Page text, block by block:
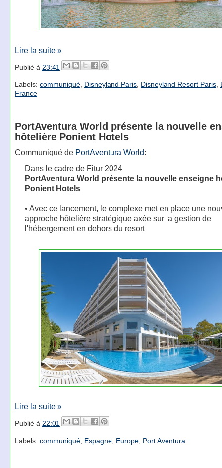
Lire la suite »
Publié à 23:41
Labels: communiqué, Disneyland Paris, Disneyland Resort Paris,
France
PortAventura World présente la nouvelle
hôtelière Ponient Hotels
Communiqué de PortAventura World:
Dans le cadre de Fitur 2024
PortAventura World présente la nouvelle enseigne
Ponient Hotels
• Avec ce lancement, le complexe met en place une
approche hôtelière stratégique axée sur la gestion de
l'hébergement en dehors du resort
Lire la suite »
Publié à 22:01
Labels: communiqué, Espagne, Europe, Port Aventura